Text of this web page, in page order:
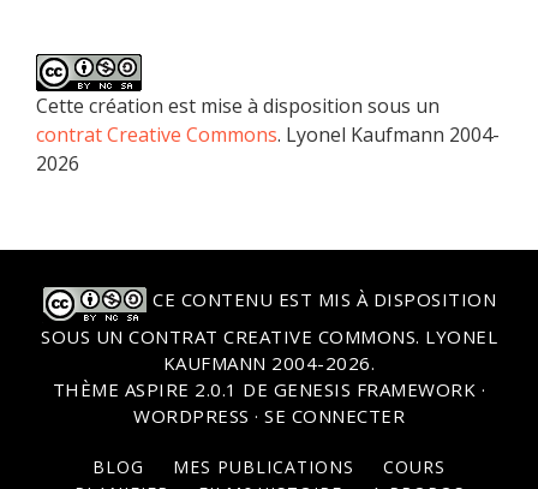
Cette création est mise à disposition sous un
contrat Creative Commons. Lyonel Kaufmann 2004-
2026
CE CONTENU EST MIS À DISPOSITION
SOUS UN CONTRAT CREATIVE COMMONS. LYONEL
KAUFMANN 2004-2026.
THÈME ASPIRE 2.0.1 DE GENESIS FRAMEWORK ·
WORDPRESS · SE CONNECTER
BLOG MES PUBLICATIONS
COURS